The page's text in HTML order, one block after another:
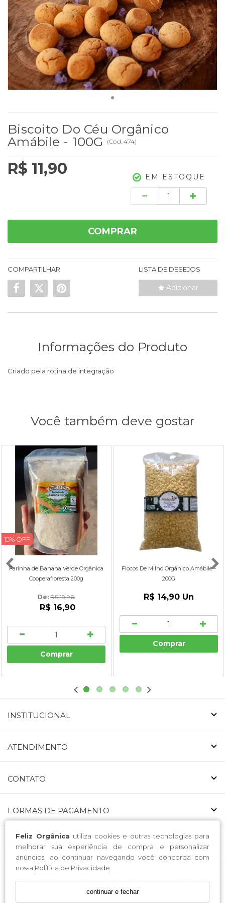
Feliz Orgânica utiliza cookies e outras tecnologias para
melhorar sua experiência de compra e personalizar
anúncios, ao continuar navegando você concorda com
nossa Política de Privacidade
continuar e fechar
Biscoito Do Céu Orgânico
Amábile - 100G
(Cód.474)
R$ 11,90 EM ESTOQUE
COMPRAR
COMPARTILHAR LISTA DE DESEJOS
Adicionar
Informações do Produto
Criado pela rotina de integração
Você também deve gostar
15% OFF
Farinha de Banana Verde Orgânica
Cooperafloresta 200g
De: R$ 19,90
R$ 16,90
Comprar
Flocos De Milho Orgânico Amábile -
200G
R$ 14,90 Un
Comprar
INSTITUCIONAL
ATENDIMENTO
CONTATO
FORMAS DE PAGAMENTO
CERTIFICADOS
FELIZ ALIMENTOS ORGÂNICOS LTDA. / CNPJ: 53.146.519/0001-49
Endereço: Avenida Nossa Senhora da Luz 223